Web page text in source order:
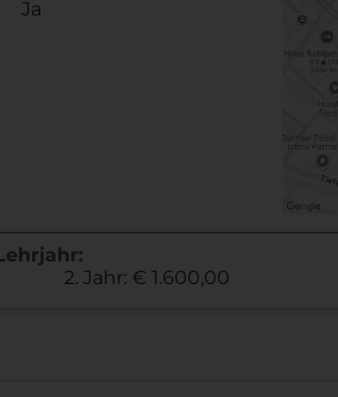
Ja
2. Jahr: € 1.600,00